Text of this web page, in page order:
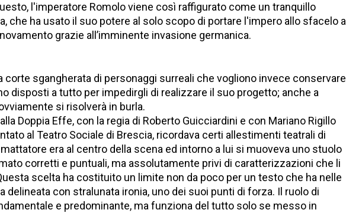
l'imperatore Romolo viene così raffigurato come un tranquillo
che ha usato il suo potere al solo scopo di portare l'impero allo sfacelo al
grazie all’imminente invasione germanica.
corte sgangherata di personaggi surreali che vogliono invece conservare
disposti a tutto per impedirgli di realizzare il suo progetto; anche a
si risolverà in burla.
Doppia Effe, con la regia di Roberto Guicciardini e con Mariano Rigillo
al Teatro Sociale di Brescia, ricordava certi allestimenti teatrali di
era al centro della scena ed intorno a lui si muoveva uno stuolo
corretti e puntuali, ma assolutamente privi di caratterizzazioni che li
scelta ha costituito un limite non da poco per un testo che ha nelle
delineata con stralunata ironia, uno dei suoi punti di forza. Il ruolo di
e predominante, ma funziona del tutto solo se messo in